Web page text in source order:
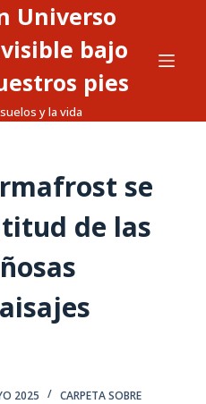
Universo
bajo
pies
y la vida
se
de las
2025
CARPETA SOBRE